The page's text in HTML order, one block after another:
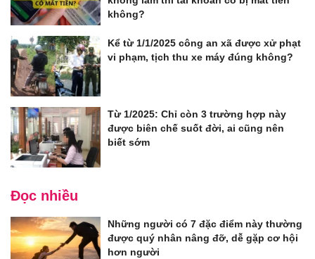
không?
Kể từ 1/1/2025 công an xã được xử phạt
vi phạm, tịch thu xe máy đúng không?
Từ 1/2025: Chỉ còn 3 trường hợp này
được biên chế suốt đời, ai cũng nên
biết sớm
Đọc nhiều
Những người có 7 đặc điểm này thường
được quý nhân nâng đỡ, dễ gặp cơ hội
hơn người